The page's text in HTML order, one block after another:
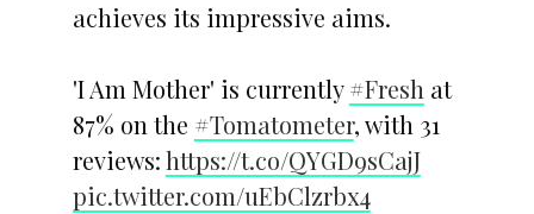
achieves its impressive aims.
'I Am Mother' is currently#Fresh at
87% on the #Tomatometer, with 31
reviews:https://t.co/QYGD9sCajJ
pic.twitter.com/uEbClzrbx4